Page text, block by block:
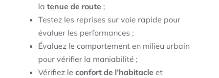
la tenue de route ;
Testez les reprises sur voie rapide pour
évaluer les performances ;
Évaluez le comportement en milieu urbain
pour vérifier la maniabilité ;
Vérifiez le confort de l’habitacle et